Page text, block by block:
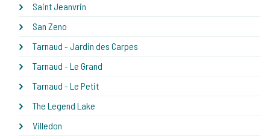
Saint Jeanvrin
San Zeno
Tarnaud - Jardin des Carpes
Tarnaud - Le Grand
Tarnaud - Le Petit
The Legend Lake
Villedon